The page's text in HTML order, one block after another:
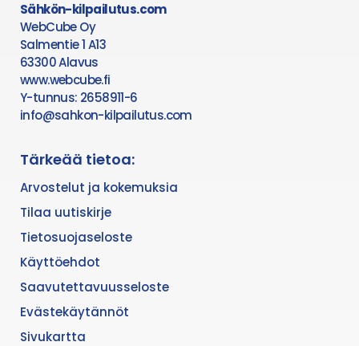
Sähkön-kilpailutus.com
WebCube Oy
Salmentie 1 A13
63300 Alavus
www.webcube.fi
Y-tunnus: 2658911-6
info@sahkon-kilpailutus.com
Tärkeää tietoa:
Arvostelut ja kokemuksia
Tilaa uutiskirje
Tietosuojaseloste
Käyttöehdot
Saavutettavuusseloste
Evästekäytännöt
Sivukartta